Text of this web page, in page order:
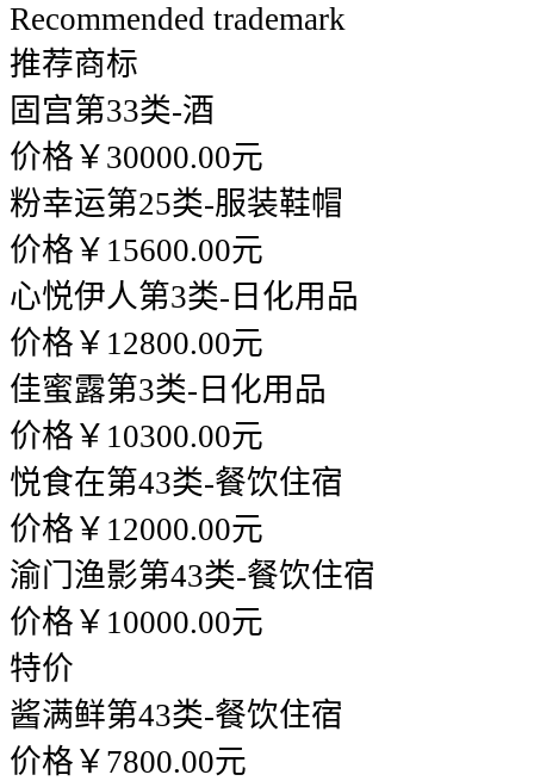
Recommended trademark
推荐商标
固宫第33类-酒
价格￥30000.00元
粉幸运第25类-服装鞋帽
价格￥15600.00元
心悦伊人第3类-日化用品
价格￥12800.00元
佳蜜露第3类-日化用品
价格￥10300.00元
悦食在第43类-餐饮住宿
价格￥12000.00元
渝门渔影第43类-餐饮住宿
价格￥10000.00元
特价
酱满鲜第43类-餐饮住宿
价格￥7800.00元